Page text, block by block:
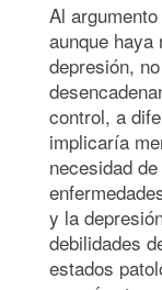
Al
aunque haya
depresión,
control, a
implicaría
necesidad
y la
debilidades
estados